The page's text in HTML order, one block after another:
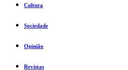
Cultura
Sociedade
Opinião
Revistas